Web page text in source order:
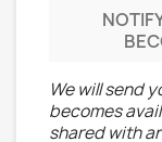
We will send
becomes
shared with